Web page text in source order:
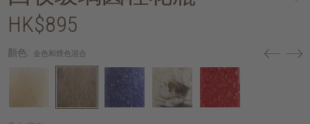
HK$895
顏色: 金色和煙色混合